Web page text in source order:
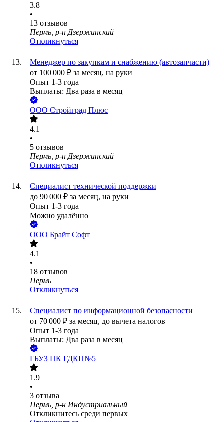
3.8
•
13 отзывов
Пермь, р-н Дзержинский
Откликнуться
Менеджер по закупкам и снабжению (автозапчасти)
от 100 000 ₽ за месяц, на руки
Опыт 1-3 года
Выплаты: Два раза в месяц
ООО Стройград Плюс
4.1
•
5 отзывов
Пермь, р-н Дзержинский
Откликнуться
Специалист технической поддержки
до 90 000 ₽ за месяц, на руки
Опыт 1-3 года
Можно удалённо
ООО Брайт Софт
4.1
•
18 отзывов
Пермь
Откликнуться
Специалист по информационной безопасности
от 70 000 ₽ за месяц, до вычета налогов
Опыт 1-3 года
Выплаты: Два раза в месяц
ГБУЗ ПК ГДКП№5
1.9
•
3 отзыва
Пермь, р-н Индустриальный
Откликнитесь среди первых